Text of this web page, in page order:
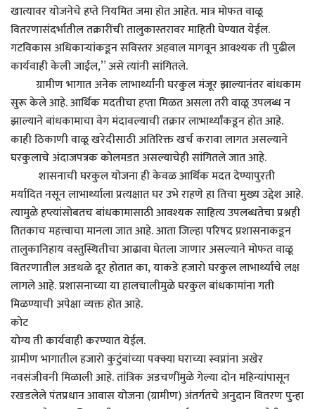
खात्यावर योजनेचे हप्ते नियमित जमा होत आहेत. मात्र मोफत वाळू
वितरणासंदर्भातील तक्रारींची तालुकास्तरावर माहिती घेण्यात येईल.
गटविकास अधिकाऱ्यांकडून सविस्तर अहवाल मागवून आवश्यक ती पुढील
कार्यवाही केली जाईल,” असे त्यांनी सांगितले.
ग्रामीण भागात अनेक लाभार्थ्यांनी घरकुल मंजूर झाल्यानंतर बांधकाम
सुरू केले आहे. आर्थिक मदतीचा हप्ता मिळत असला तरी वाळू उपलब्ध न
झाल्याने बांधकामाचा वेग मंदावल्याची तक्रार लाभार्थ्यांकडून होत आहे.
काही ठिकाणी वाळू खरेदीसाठी अतिरिक्त खर्च करावा लागत असल्याने
घरकुलाचे अंदाजपत्रक कोलमडत असल्याचेही सांगितले जात आहे.
शासनाची घरकुल योजना ही केवळ आर्थिक मदत देण्यापुरती
मर्यादित नसून लाभार्थ्याला प्रत्यक्षात घर उभे राहणे हा तिचा मुख्य उद्देश आहे.
त्यामुळे हप्त्यांसोबतच बांधकामासाठी आवश्यक साहित्य उपलब्धतेचा प्रश्नही
तितकाच महत्त्वाचा मानला जात आहे. आता जिल्हा परिषद प्रशासनाकडून
तालुकानिहाय वस्तुस्थितीचा आढावा घेतला जाणार असल्याने मोफत वाळू
वितरणातील अडथळे दूर होतात का, याकडे हजारो घरकुल लाभार्थ्यांचे लक्ष
लागले आहे. प्रशासनाच्या या हालचालीमुळे घरकुल बांधकामांना गती
मिळण्याची अपेक्षा व्यक्त होत आहे.
कोट
योग्य ती कार्यवाही करण्यात येईल.
ग्रामीण भागातील हजारो कुटुंबांच्या पक्क्या घराच्या स्वप्नांना अखेर
नवसंजीवनी मिळाली आहे. तांत्रिक अडचणींमुळे गेल्या दोन महिन्यांपासून
रखडलेले पंतप्रधान आवास योजना (ग्रामीण) अंतर्गतचे अनुदान वितरण पुन्हा